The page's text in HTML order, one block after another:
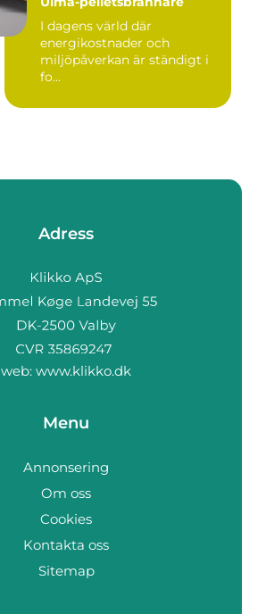
I dagens värld där
energikostnader och
miljöpåverkan är ständigt i
fo...
Adress
web: www.klikko.dk
Menu
Annonsering
Om oss
Cookies
Kontakta oss
Sitemap